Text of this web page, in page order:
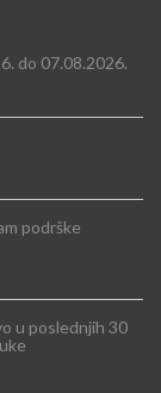
do 07.08.2026.
podrške
u poslednjih 30